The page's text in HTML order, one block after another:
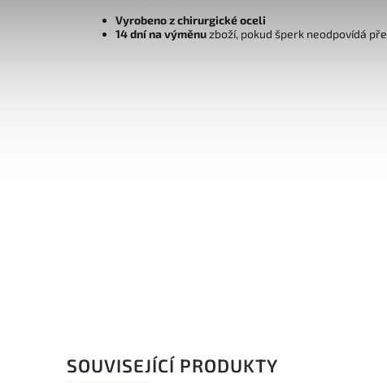
Vyrobeno z chirurgické oceli
14 dní na výměnuzboží, pokud šperk neodpovídá
SOUVISEJÍCÍ PRODUKTY